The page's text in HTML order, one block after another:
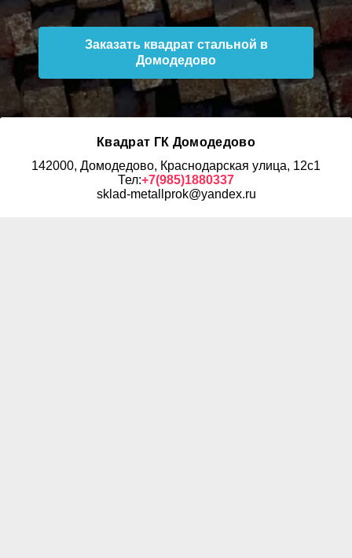
Заказать квадрат стальной в
Домодедово
Квадрат ГК Домодедово
142000, Домодедово, Краснодарская улица, 12с1
Тел:+7(985)1880337
sklad-metallprok@yandex.ru